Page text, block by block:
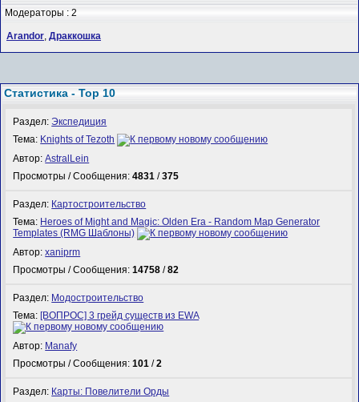
Модераторы : 2
Arandor, Драккошка
Статистика - Top 10
Раздел:Экспедиция
Тема: Knights of Tezoth
Автор:AstralLein
Просмотры / Сообщения:4831 /375
Раздел: Картостроительство
Тема: Heroes of Might and Magic: Olden Era - Random Map Generator
Templates (RMG Шаблоны)
Автор:xaniprm
Просмотры / Сообщения:14758 /82
Раздел: Модостроительство
Тема: [ВОПРОС] 3 грейд существ из EWA
Автор: Manafy
Просмотры / Сообщения:101 /2
Раздел: Карты: Повелители Орды